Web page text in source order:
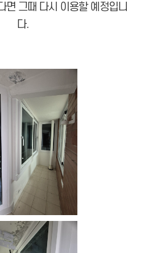
면 그때 다시 이용할 예정입니
다.